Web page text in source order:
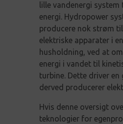
lille vandenergi
energi. Hydropower
producere nok strøm
elektriske apparater i
husholdning, ved at
energi i vandet til
turbine. Dette driver en
derved producerer
Hvis denne oversigt
teknologier for